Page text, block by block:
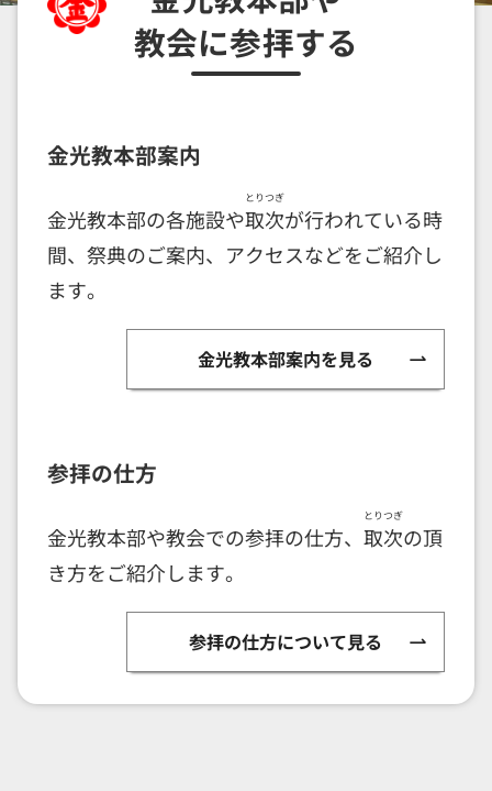
教会に参拝する
金光教本部案内
金光教本部の各施設や取次
とりつぎ
が行われている時
間、祭典のご案内、アクセスなどをご紹介し
ます。
金光教本部案内を見る
参拝の仕方
金光教本部や教会での参拝の仕方、 取次
とりつぎ
の頂
き方をご紹介します。
参拝の仕方について見る